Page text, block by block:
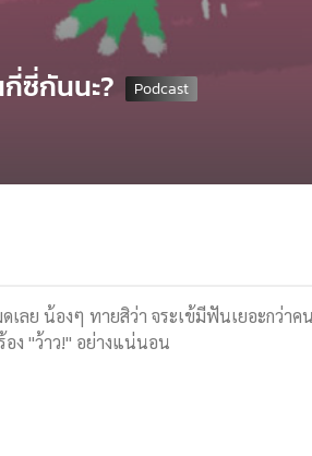
กี่ซี่กันนะ?
ลย น้องๆ ทายสิว่า จระเข้มีฟันเยอะกว่าค
อง "ว้าว!" อย่างแน่นอน